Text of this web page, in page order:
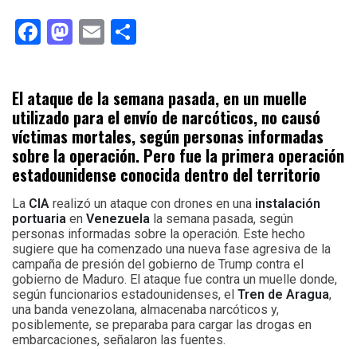
Facebook
Mastodon
Email
El ataque de la semana pasada, en un muelle
utilizado para el envío de narcóticos, no causó
víctimas mortales, según personas informadas
sobre la operación. Pero fue la primera operación
estadounidense conocida dentro del territorio
La CIA realizó un ataque con drones en una instalación
portuaria en Venezuela la semana pasada, según
personas informadas sobre la operación. Este hecho
sugiere que ha comenzado una nueva fase agresiva de la
campaña de presión del gobierno de Trump contra el
gobierno de Maduro. El ataque fue contra un muelle donde,
según funcionarios estadounidenses, el Tren de Aragua,
una banda venezolana, almacenaba narcóticos y,
posiblemente, se preparaba para cargar las drogas en
embarcaciones, señalaron las fuentes.